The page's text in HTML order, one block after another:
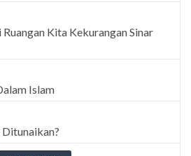
Kita Kekurangan Sinar
Islam